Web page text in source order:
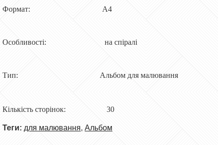
Формат: А4
Особливості: на спіралі
Тип: Альбом для малювання
Кількість сторінок: 30
Теги: для малювання, Альбом